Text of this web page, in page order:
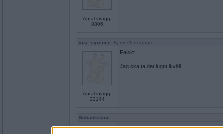
Antal inlägg:
8806
vita_syrener - Ej medlem längre
Antal inlägg:
22144
Falskt
Jag ska ta det lugnt ikväll.
Schackrutor
sant